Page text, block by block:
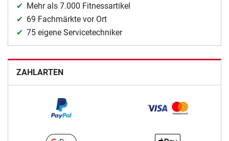
Mehr als 7.000 Fitnessartikel
69 Fachmärkte vor Ort
75 eigene Servicetechniker
ZAHLARTEN